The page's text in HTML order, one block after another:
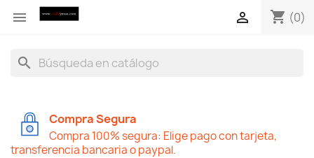
 shopping_cart (0)

search
Compra Segura
Compra 100% segura: Elige pago con tarjeta,
transferencia bancaria o paypal.